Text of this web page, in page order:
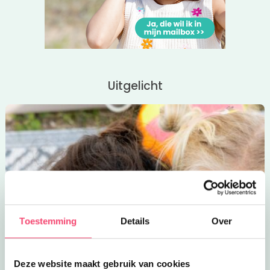
Toestemming Details Over
Deze website maakt gebruik van cookies
Uitgelicht